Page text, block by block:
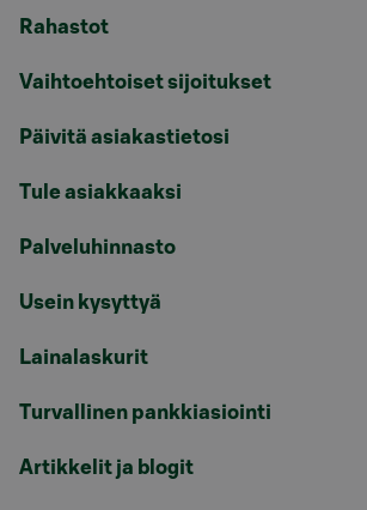
Rahastot
Vaihtoehtoiset sijoitukset
Päivitä asiakastietosi
Tule asiakkaaksi
Palveluhinnasto
Usein kysyttyä
Lainalaskurit
Turvallinen pankkiasiointi
Artikkelit ja blogit